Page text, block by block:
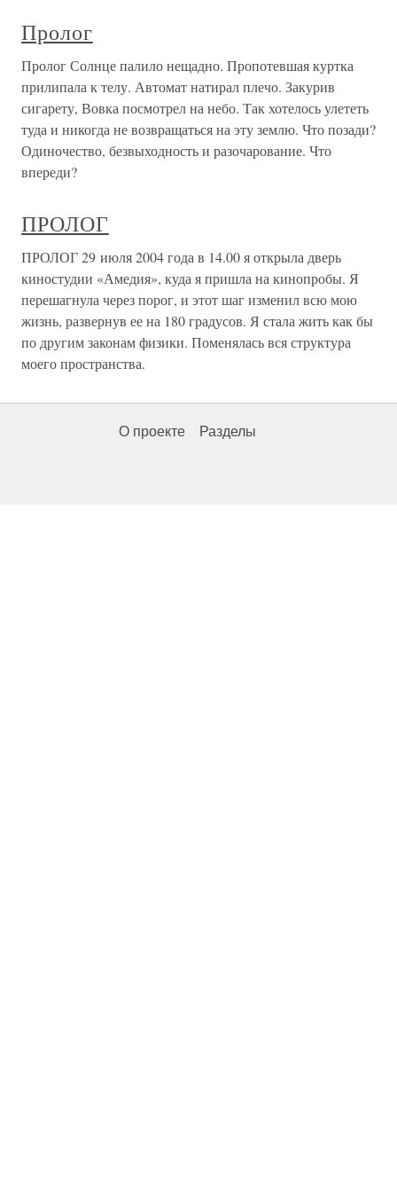
Пролог
Пролог Солнце палило нещадно. Пропотевшая куртка
прилипала к телу. Автомат натирал плечо. Закурив
сигарету, Вовка посмотрел на небо. Так хотелось улететь
туда и никогда не возвращаться на эту землю. Что позади?
Одиночество, безвыходность и разочарование. Что
впереди?
ПРОЛОГ
ПРОЛОГ 29 июля 2004 года в 14.00 я открыла дверь
киностудии «Амедия», куда я пришла на кинопробы. Я
перешагнула через порог, и этот шаг изменил всю мою
жизнь, развернув ее на 180 градусов. Я стала жить как бы
по другим законам физики. Поменялась вся структура
моего пространства.
О проекте Разделы